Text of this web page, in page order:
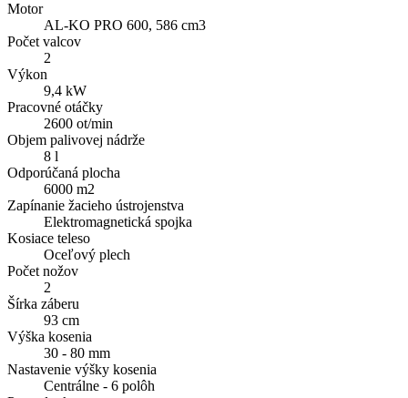
Motor
AL-KO PRO 600, 586 cm3
Počet valcov
2
Výkon
9,4 kW
Pracovné otáčky
2600 ot/min
Objem palivovej nádrže
8 l
Odporúčaná plocha
6000 m2
Zapínanie žacieho ústrojenstva
Elektromagnetická spojka
Kosiace teleso
Oceľový plech
Počet nožov
2
Šírka záberu
93 cm
Výška kosenia
30 - 80 mm
Nastavenie výšky kosenia
Centrálne - 6 polôh